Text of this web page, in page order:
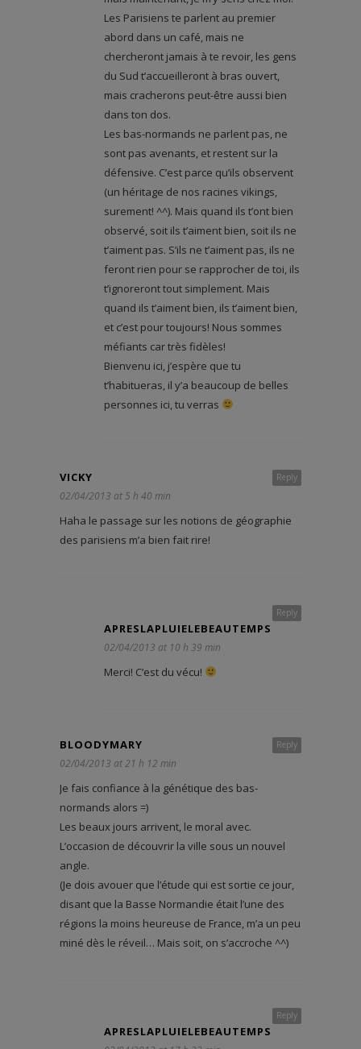
Les Parisiens te parlent au premier
abord dans un café, mais ne
chercheront jamais à te revoir, les gens
du Sud t’accueilleront à bras ouvert,
mais cracherons peut-être aussi bien
dans ton dos.
Les bas-normands ne parlent pas, ne
sont pas avenants, et restent sur la
défensive. C’est parce qu’ils observent
(un héritage de nos racines vikings,
surement! ^^). Mais quand ils t’ont bien
observé, soit ils t’aiment bien, soit ils ne
t’aiment pas. S’ils ne t’aiment pas, ils ne
feront rien pour se rapprocher de toi, ils
t’ignoreront tout simplement. Mais
quand ils t’aiment bien, ils t’aiment bien,
et c’est pour toujours! Nous sommes
méfiants car très fidèles!
Bienvenu ici, j’espère que tu
t’habitueras, il y’a beaucoup de belles
personnes ici, tu verras
Reply
VICKY
02/04/2013 at 5 h 40 min
Haha le passage sur les notions de géographie
des parisiens m’a bien fait rire!
Reply
APRESLAPLUIELEBEAUTEMPS
02/04/2013 at 10 h 39 min
Merci! C’est du vécu!
Reply
BLOODYMARY
02/04/2013 at 21 h 12 min
Je fais confiance à la génétique des bas-
normands alors =)
Les beaux jours arrivent, le moral avec.
L’occasion de découvrir la ville sous un nouvel
angle.
(Je dois avouer que l’étude qui est sortie ce jour,
disant que la Basse Normandie était l’une des
régions la moins heureuse de France, m’a un peu
miné dès le réveil… Mais soit, on s’accroche ^^)
Reply
APRESLAPLUIELEBEAUTEMPS